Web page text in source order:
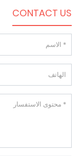
CONTACT US